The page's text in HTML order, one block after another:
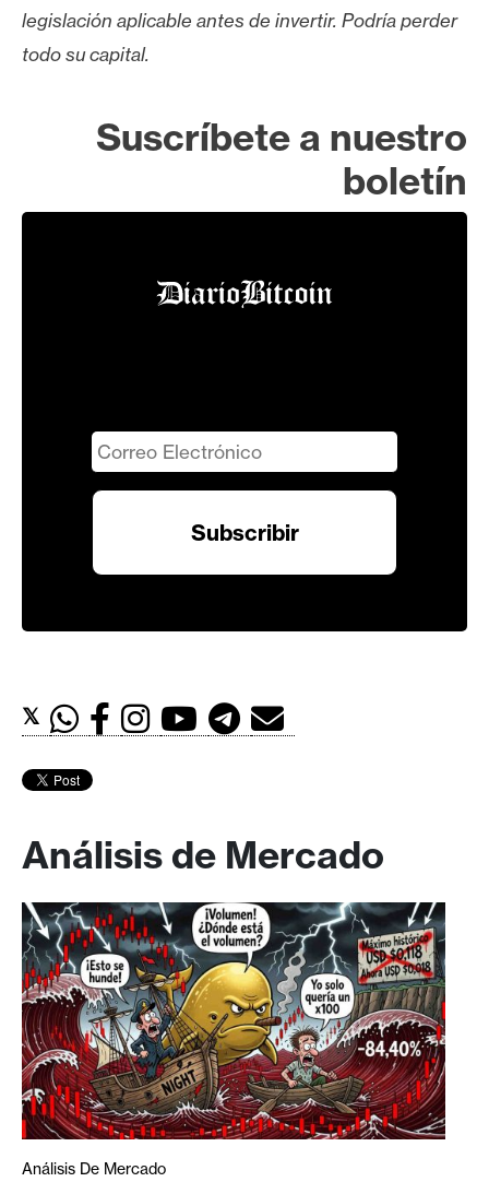
legislación aplicable antes de invertir. Podría perder
todo su capital.
Suscríbete a nuestro
boletín
𝕏
Análisis de Mercado
Análisis De Mercado